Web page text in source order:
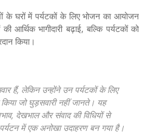
के घरों में पर्यटकों के लिए भोजन का आयोजन
आर्थिक भागीदारी बढ़ाई, बल्कि पर्यटकों को
किया।
हैं, लेकिन उन्होंने उन पर्यटकों के लिए
किया जो घुड़सवारी नहीं जानते। यह
देखभाल और संवाद की विधियों से
में एक अनोखा उदाहरण बन गया है।